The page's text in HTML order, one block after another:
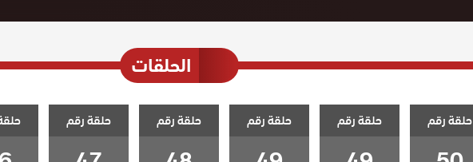
الحلقات
حلقة رقم حلقة رقم حلقة رقم حلقة رقم حلقة رقم